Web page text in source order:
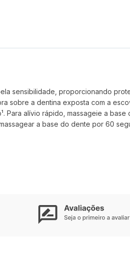
sensibilidade, proporcionando
sobre a dentina exposta com a
alívio rápido, massageie a
a base do dente por 60